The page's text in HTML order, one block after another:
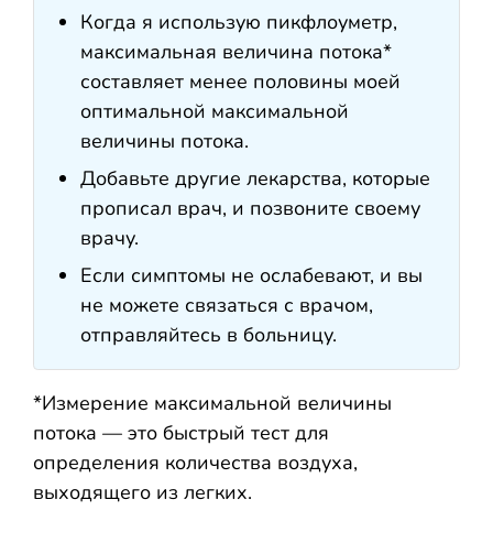
Когда я использую пикфлоуметр,
максимальная величина потока*
составляет менее половины моей
оптимальной максимальной
величины потока.
Добавьте другие лекарства, которые
прописал врач, и позвоните своему
врачу.
Если симптомы не ослабевают, и вы
не можете связаться с врачом,
отправляйтесь в больницу.
*Измерение максимальной величины
потока — это быстрый тест для
определения количества воздуха,
выходящего из легких.